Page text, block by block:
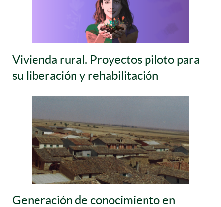
Vivienda rural. Proyectos piloto para
su liberación y rehabilitación
Generación de conocimiento en